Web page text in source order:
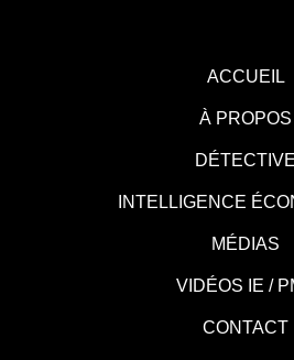
ACCUEIL
À PROPOS
DÉTECTIVE
INTELLIGENCE
MÉDIAS
VIDÉOS IE /
CONTACT